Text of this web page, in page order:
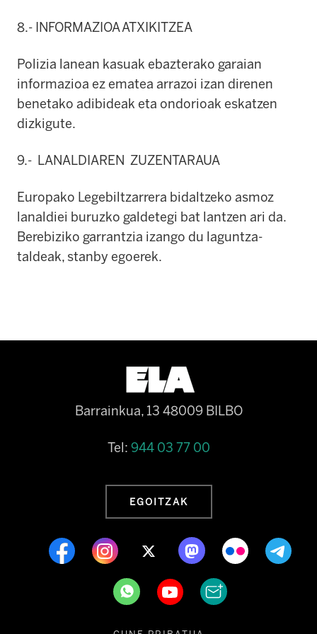
8.- INFORMAZIOA ATXIKITZEA
Polizia lanean kasuak ebazterako garaian
informazioa ez ematea arrazoi izan direnen
benetako adibideak eta ondorioak eskatzen
dizkigute.
9.- LANALDIAREN ZUZENTARAUA
Europako Legebiltzarrera bidaltzeko asmoz
lanaldiei buruzko galdetegi bat lantzen ari da.
Berebiziko garrantzia izango du laguntza-
taldeak, stanby egoerek.
Barrainkua, 13 48009 BILBO
Tel: 944 03 77 00
EGOITZAK